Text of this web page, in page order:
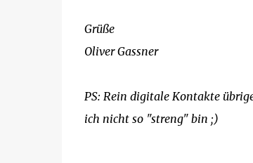
Grüße
Oliver Gassner
PS: Rein digitale Kontakte
ich nicht so "streng" bin ;)